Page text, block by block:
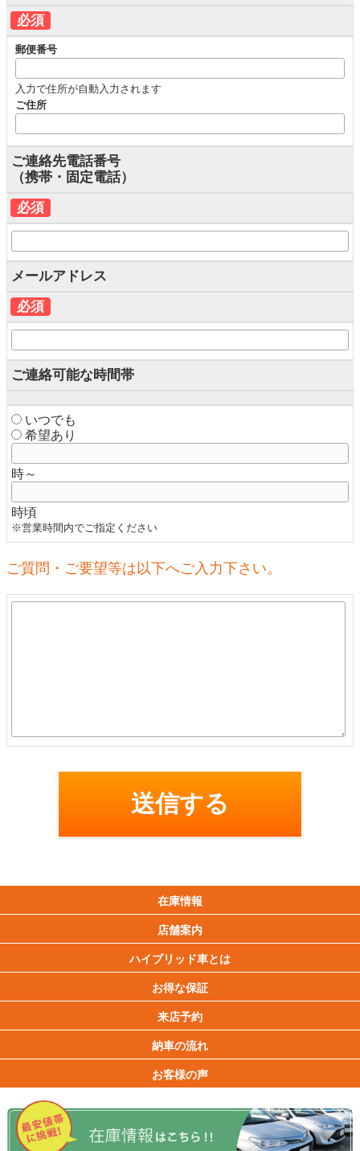
必須
郵便番号
入力で住所が自動入力されます
ご住所
ご連絡先電話番号
（携帯・固定電話）
必須
メールアドレス
必須
ご連絡可能な時間帯
いつでも
希望あり
時～
時頃
※営業時間内でご指定ください
ご質問・ご要望等は以下へご入力下さい。
在庫情報
店舗案内
ハイブリッド車とは
お得な保証
来店予約
納車の流れ
お客様の声